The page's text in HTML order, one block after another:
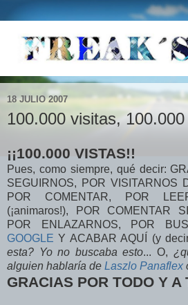
18 JULIO 2007
100.000 visitas,
¡¡100.000 VISTAS!!
Pues, como siempre, qué decir:
SEGUIRNOS, POR VISITARNOS
POR COMENTAR, POR
(¡animaros!), POR COMENTAR
POR ENLAZARNOS, POR
GOOGLE Y ACABAR AQUÍ (y
esta? Yo no buscaba esto... O,
alguien hablaría de Laszlo Panaflex
GRACIAS POR TODO Y A